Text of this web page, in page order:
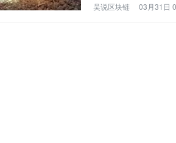
吴说区块链 03月31日